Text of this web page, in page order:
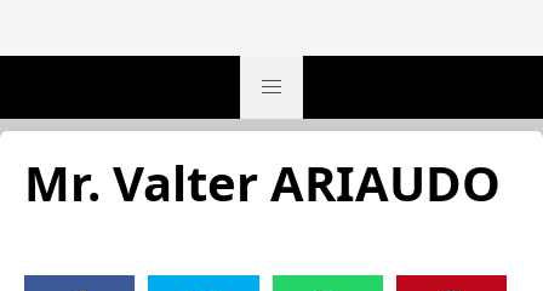
Mr. Valter ARIAUDO